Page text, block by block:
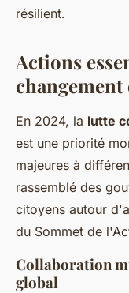
résilient.
Actions
En 2024, la lutte
est une priorité
majeures à
rassemblé des
citoyens autour
du Sommet de
Collaboration
global